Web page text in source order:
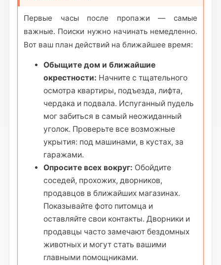
Первые часы после пропажи — самые
важные. Поиски нужно начинать немедленно.
Вот ваш план действий на ближайшее время:
Обыщите дом и ближайшие
окрестности: Начните с тщательного
осмотра квартиры, подъезда, лифта,
чердака и подвала. Испуганный пудель
мог забиться в самый неожиданный
уголок. Проверьте все возможные
укрытия: под машинами, в кустах, за
гаражами.
Опросите всех вокруг: Обойдите
соседей, прохожих, дворников,
продавцов в ближайших магазинах.
Показывайте фото питомца и
оставляйте свои контакты. Дворники и
продавцы часто замечают бездомных
животных и могут стать вашими
главными помощниками.